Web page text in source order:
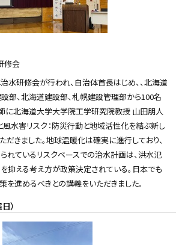
修会
水研修会が行われ、自治体首長はじめ、、北海道
部、北海道建設部、札幌建設管理部から100名
に北海道大学大学院工学研究院教授 山田朋人
風水害リスク：防災行動と地域活性化を結ぶ新し
だきました。地球温暖化は確実に進行しており、
れているリスクベースでの治水計画は、洪水氾
抑える考え方が政策決定されている。日本でも
を進めるべきとの講義をいただきました。
）